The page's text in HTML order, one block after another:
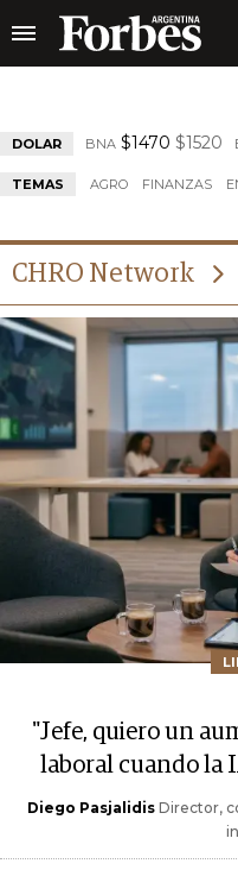
DOLAR BNA $1470 $1520
TEMAS AGRO FINANZAS
CHRO Network
"Jefe, quiero un
laboral cuando la
Diego Pasjalidis Director,